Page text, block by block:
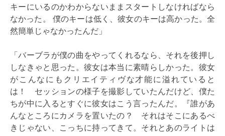
キーにいるのかわからないままスタートしなければなら
なかった。 僕のキーは低く、彼女のキーは高かった。全
然簡単じゃなかったんだ」
「バーブラが僕の曲をやってくれるなら、それを後押し
しなきゃと思った。彼女は本当に素晴らしかった。彼女
がこんなにもクリエイティヴな才能に溢れていると
は！ セッションの様子を撮影していたんだけど、僕た
ちが中に入るとすぐに彼女はこう言ったんだ。『誰があ
んなところにカメラを置いたの？ それはそこにあるべ
きじゃない、こっちに持ってきて。それとあのライトは